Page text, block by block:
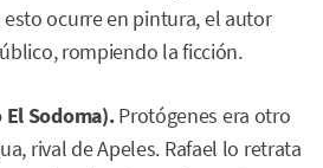
ocurre en pintura, el autor
rompiendo la ficción.
Sodoma).Protógenes era otro
rival de Apeles. Rafael lo retrata